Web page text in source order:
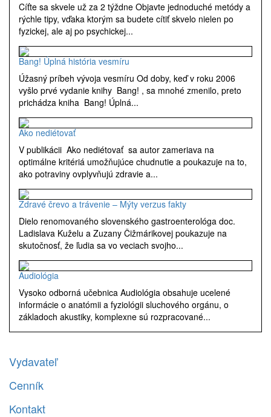
Cíťte sa skvele už za 2 týždne Objavte jednoduché metódy a
rýchle tipy, vďaka ktorým sa budete cítiť skvelo nielen po
fyzickej, ale aj po psychickej...
Bang! Úplná história vesmíru
Úžasný príbeh vývoja vesmíru Od doby, keď v roku 2006
vyšlo prvé vydanie knihy Bang! , sa mnohé zmenilo, preto
prichádza kniha Bang! Úplná...
Ako nediétovať
V publikácii Ako nediétovať sa autor zameriava na
optimálne kritériá umožňujúce chudnutie a poukazuje na to,
ako potraviny ovplyvňujú zdravie a...
Zdravé črevo a trávenie – Mýty verzus fakty
Dielo renomovaného slovenského gastroenterológa doc.
Ladislava Kuželu a Zuzany Čižmárikovej poukazuje na
skutočnosť, že ľudia sa vo veciach svojho...
Audiológia
Vysoko odborná učebnica Audiológia obsahuje ucelené
informácie o anatómii a fyziológii sluchového orgánu, o
základoch akustiky, komplexne sú rozpracované...
Vydavateľ
Cenník
Kontakt